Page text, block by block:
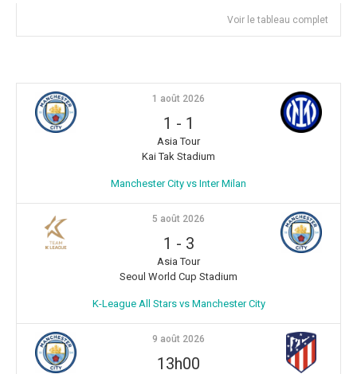
Voir le tableau complet
1 août 2026
1 - 1
Asia Tour
Kai Tak Stadium
Manchester City vs Inter Milan
5 août 2026
1 - 3
Asia Tour
Seoul World Cup Stadium
K-League All Stars vs Manchester City
9 août 2026
13h00